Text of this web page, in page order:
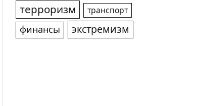
терроризм транспорт
финансы экстремизм